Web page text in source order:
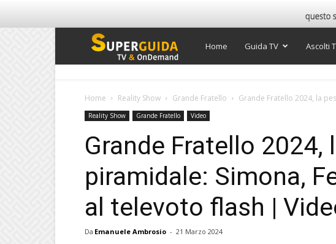
Super
TV
Home Guida TV Ascolti
Home Reality Show Grande Fratello Grande Fratello 2024, la
Reality Show Grande Fratello Video
Grande Fratello 2024,
piramidale: Simona,
al televoto flash |
Da Emanuele Ambrosio - 21 Marzo 2024